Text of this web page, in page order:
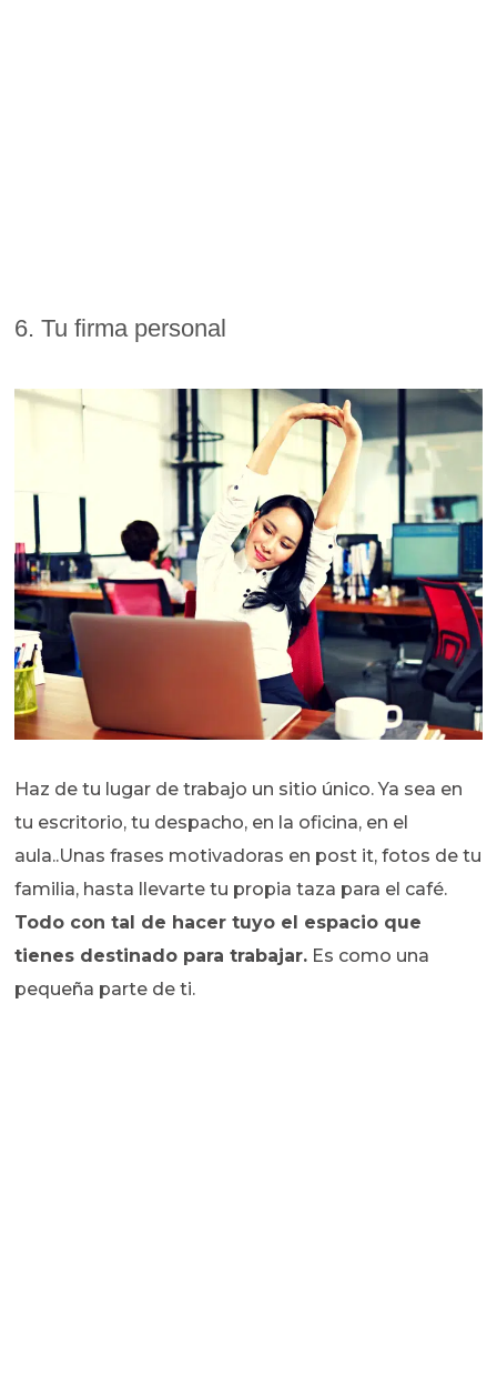
6. Tu firma personal
Haz de tu lugar de trabajo un sitio único. Ya sea en
tu escritorio, tu despacho, en la oficina, en el
aula..Unas frases motivadoras en post it, fotos de tu
familia, hasta llevarte tu propia taza para el café.
Todo con tal de hacer tuyo el espacio que
tienes destinado para trabajar. Es como una
pequeña parte de ti.